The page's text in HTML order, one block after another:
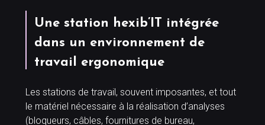
Une station hexib’IT intégrée
dans un environnement de
travail ergonomique
Les stations de travail, souvent imposantes, et tout
le matériel nécessaire à la réalisation d’analyses
(bloqueurs, câbles, fournitures de bureau,